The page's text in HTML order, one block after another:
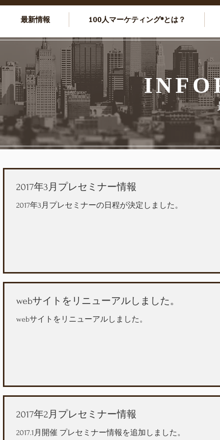
最新情報 100人マーケティング®とは？
2017年3月プレセミナー情報
2017年3月プレセミナーの日程が決定しました。
webサイトをリニューアルしました。
webサイトをリニューアルしました。
2017年2月プレセミナー情報
2017.1月開催 プレセミナー情報を追加しました。